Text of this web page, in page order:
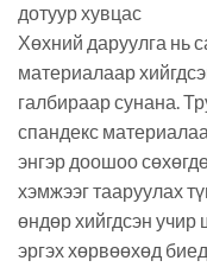
дотуур хувцас
Хөхний даруулга нь
материалаар
галбираар сунана.
спандекс
энгэр доошоо
хэмжээг тааруулах
өндөр хийгдсэн
эргэх хөрвөөхөд